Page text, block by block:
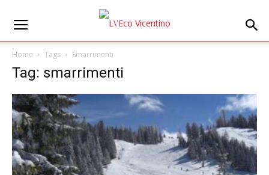
Home Tags Smarrimenti
Tag: smarrimenti